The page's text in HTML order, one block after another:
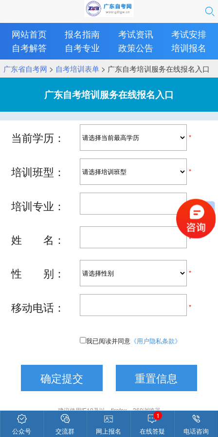

公众号

交流群

网上报名

在线答疑
1 
电话咨询
网站首页 报名指南 考试资讯
考试安排
自考解答
自考专业 政策公告 培训报名
广东省自考网 > 自考培训表单> 广东自考培训服务在线报名入口
广东自考培训服务在线报名入口